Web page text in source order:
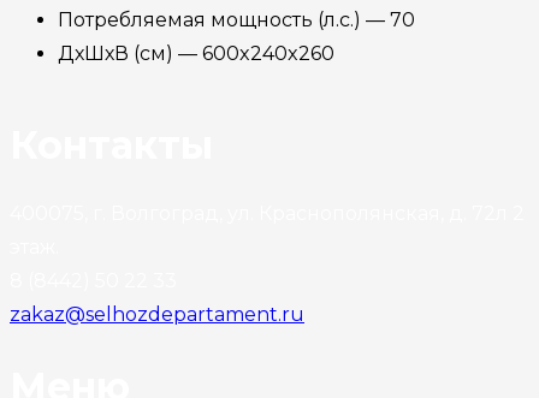
Потребляемая мощность (л.с.) — 70
ДхШхВ (cм) — 600x240x260
zakaz@selhozdepartament.ru